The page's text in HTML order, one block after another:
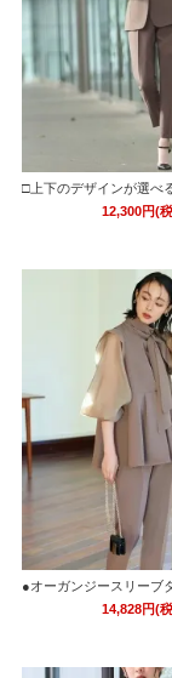
□上下のデザインが選べ
ッシュビジネススーツ
12,300円(
●オーガンジースリーブ
プス＆シークレットゴ
14,828円(